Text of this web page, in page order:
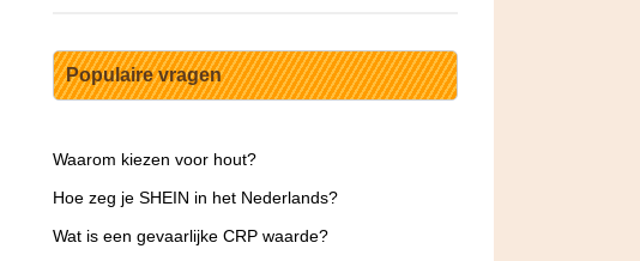
Populaire vragen
Waarom kiezen voor hout?
Hoe zeg je SHEIN in het Nederlands?
Wat is een gevaarlijke CRP waarde?